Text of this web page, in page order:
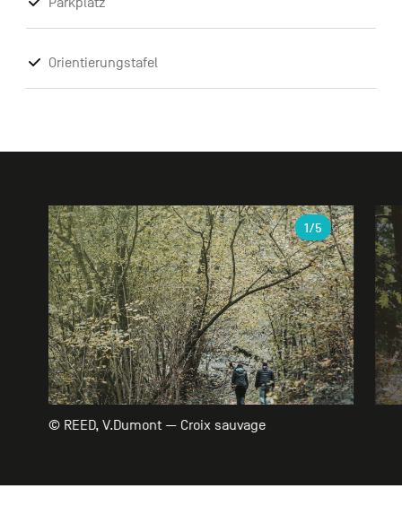
Orientierungstafel
Galerie
© REED, V.Dumont — Croix sauvage
1/5